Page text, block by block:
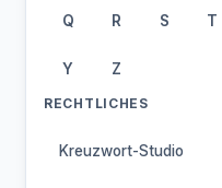
Q R S T
Y Z
RECHTLICHES
Kreuzwort-Studio